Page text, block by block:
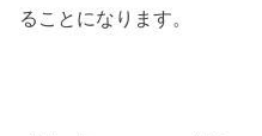
ることになります。